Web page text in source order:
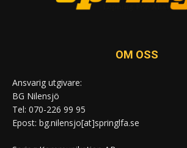
OM OSS
Ansvarig utgivare:
BG Nilensjö
Tel: 070-226 99 95
Epost: bg.nilensjo[at]springlfa.se